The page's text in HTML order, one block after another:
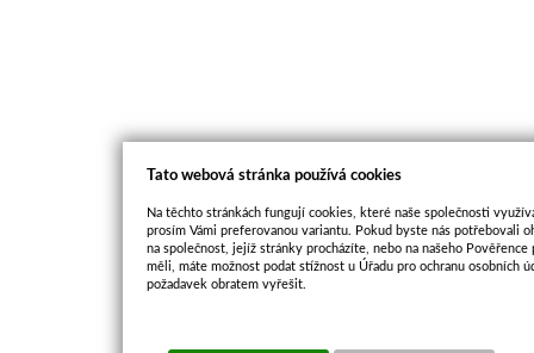
Tato webová stránka používá cookies
Na těchto stránkách fungují cookies, které naše společnosti
prosím Vámi preferovanou variantu. Pokud byste nás potřebovali
na společnost, jejíž stránky procházíte, nebo na našeho
měli, máte možnost podat stížnost u Úřadu pro ochranu osobních
požadavek obratem vyřešit.